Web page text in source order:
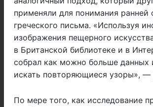
применяли для понимания
греческого письма. «Используя
изображения пещерного
в Британской библиотеке и в
собрал как можно больше данных
искать повторяющиеся узоры», —
По мере того, как исследование